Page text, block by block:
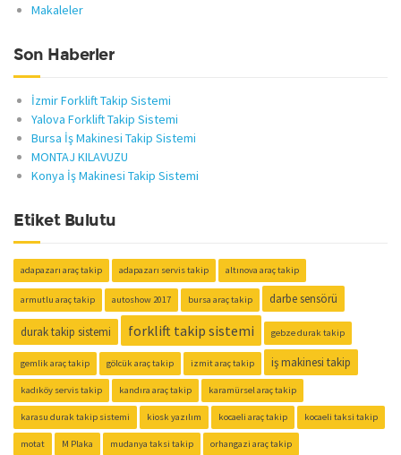
Makaleler
Son Haberler
İzmir Forklift Takip Sistemi
Yalova Forklift Takip Sistemi
Bursa İş Makinesi Takip Sistemi
MONTAJ KILAVUZU
Konya İş Makinesi Takip Sistemi
Etiket Bulutu
adapazarı araç takip adapazarı servis takip altınova araç takip
armutlu araç takip autoshow 2017 bursa araç takip darbe sensörü
durak takip sistemi forklift takip sistemi gebze durak takip
gemlik araç takip gölcük araç takip izmit araç takip iş makinesi takip
kadıköy servis takip kandıra araç takip karamürsel araç takip
karasu durak takip sistemi kiosk yazılım kocaeli araç takip kocaeli taksi takip
motat M Plaka mudanya taksi takip orhangazi araç takip